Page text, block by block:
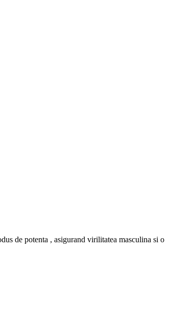
de potenta , asigurand virilitatea masculina si o